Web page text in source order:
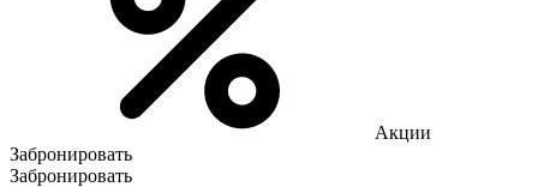
Акции
Забронировать
Забронировать